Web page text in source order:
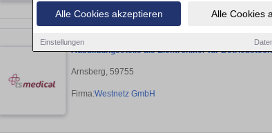
Alle Cookies akzeptieren Alle Cookies
Einstellungen
Ausbildungsstelle als Elektroniker für
Arnsberg, 59755
Firma:Westnetz GmbH